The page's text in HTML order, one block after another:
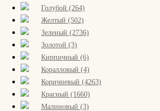
Голубой (264)
Желтый (502)
Зеленый (2736)
Золотой (3)
Кирпичный (6)
Коралловый (4)
Коричневый (4263)
Красный (1660)
Малиновый (3)
Сервис
Заказ
Возврат
Доставка